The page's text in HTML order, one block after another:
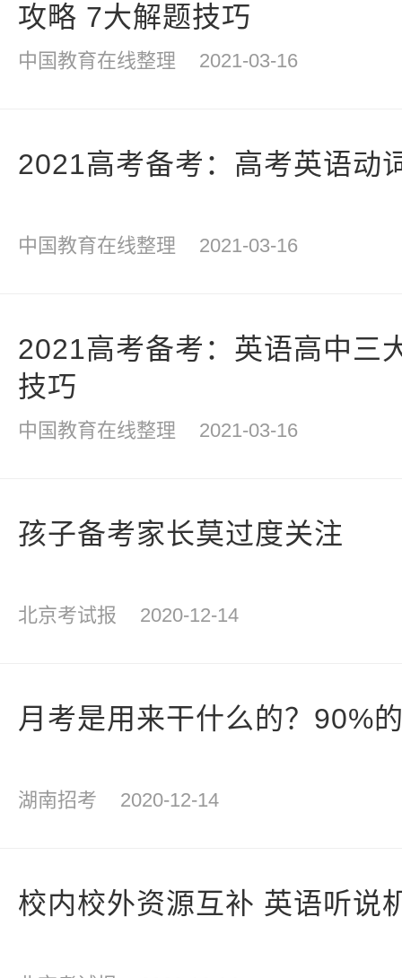
攻略 7大解题技巧
中国教育在线整理 2021-03-16
2021高考备考：高考英语动
中国教育在线整理 2021-03-16
2021高考备考：英语高中三
技巧
中国教育在线整理 2021-03-16
孩子备考家长莫过度关注
北京考试报 2020-12-14
月考是用来干什么的？90%
湖南招考 2020-12-14
校内校外资源互补 英语听说